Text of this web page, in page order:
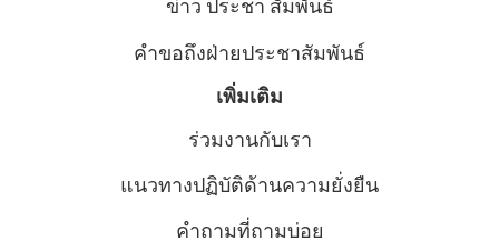
ข่าว ประชา สัมพันธ์
คําขอถึงฝ่ายประชาสัมพันธ์
เพิ่มเติม
ร่วมงานกับเรา
แนวทางปฏิบัติด้านความยั่งยืน
คำถามที่ถามบ่อย